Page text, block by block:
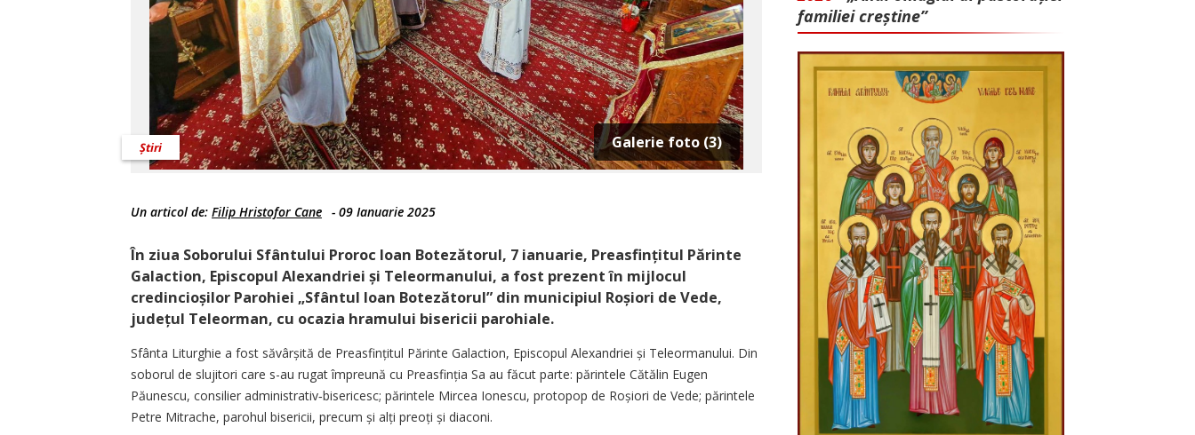
Galerie foto (3)
Știri
Un articol de: Filip Hristofor Cane - 09 Ianuarie 2025
În ziua Soborului Sfântului Proroc Ioan Botezătorul, 7 ianuarie, Preasfințitul Părinte
Galaction, Episcopul Alexandriei și Teleormanului, a fost prezent în mijlocul
credincioșilor Parohiei „Sfântul Ioan Botezătorul” din municipiul Roșiori de Vede,
județul Teleorman, cu ocazia hramului bisericii parohiale.
Sfânta Liturghie a fost săvârșită de Prea­sfințitul Părinte Galaction, Episcopul Alexandriei și Teleormanului. Din
soborul de slujitori care s-au rugat împreună cu Preasfinția Sa au făcut parte: părintele Cătălin Eugen
Păunescu, consilier administrativ‑bisericesc; părintele Mircea Ionescu, protopop de Roșiori de Vede; părintele
Petre Mitrache, parohul bisericii, precum și alți preoți și diaconi.
familiei creștine”